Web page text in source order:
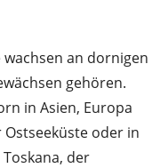
an dornigen
gehören.
in Asien, Europa
oder in
der